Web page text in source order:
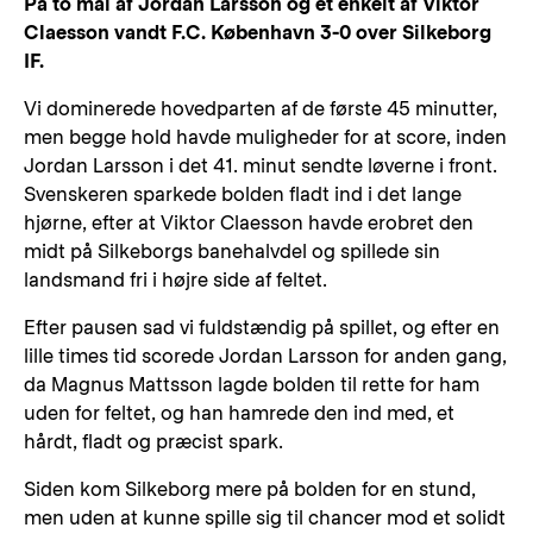
Claesson vandt F.C. København 3-0 over Silkeborg
IF.
Vi dominerede hovedparten af de første 45 minutter,
men begge hold havde muligheder for at score, inden
Jordan Larsson i det 41. minut sendte løverne i front.
Svenskeren sparkede bolden fladt ind i det lange
hjørne, efter at Viktor Claesson havde erobret den
midt på Silkeborgs banehalvdel og spillede sin
landsmand fri i højre side af feltet.
Efter pausen sad vi fuldstændig på spillet, og efter en
lille times tid scorede Jordan Larsson for anden gang,
da Magnus Mattsson lagde bolden til rette for ham
uden for feltet, og han hamrede den ind med, et
hårdt, fladt og præcist spark.
Siden kom Silkeborg mere på bolden for en stund,
men uden at kunne spille sig til chancer mod et solidt